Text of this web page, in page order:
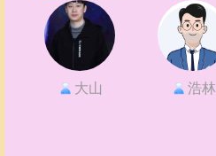
大山 浩林